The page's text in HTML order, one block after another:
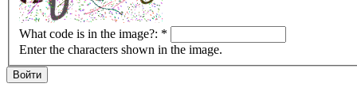
What code is in the image?: *
Enter the characters shown in the image.